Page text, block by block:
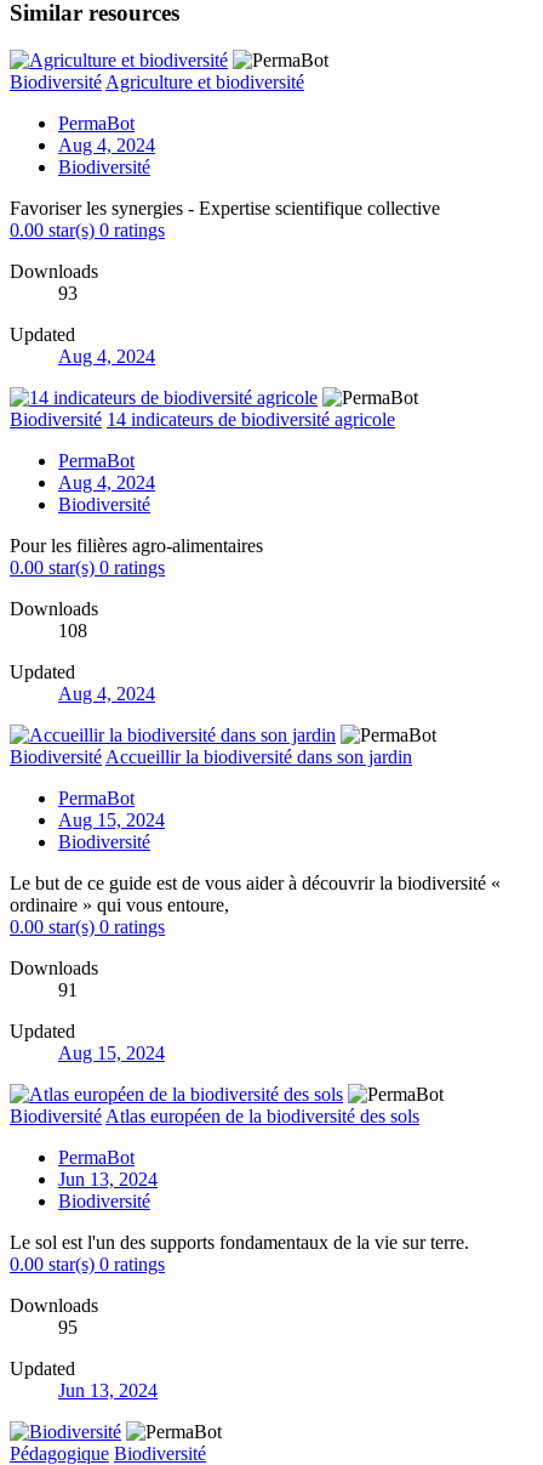
Similar resources
Biodiversité Agriculture et biodiversité
PermaBot
Aug 4, 2024
Biodiversité
Favoriser les synergies - Expertise scientifique collective
0.00 star(s) 0 ratings
Downloads
93
Updated
Aug 4, 2024
Biodiversité 14 indicateurs de biodiversité agricole
PermaBot
Aug 4, 2024
Biodiversité
Pour les filières agro-alimentaires
0.00 star(s) 0 ratings
Downloads
108
Updated
Aug 4, 2024
Biodiversité Accueillir la biodiversité dans son jardin
PermaBot
Aug 15, 2024
Biodiversité
Le but de ce guide est de vous aider à découvrir la biodiversité «
ordinaire » qui vous entoure,
0.00 star(s) 0 ratings
Downloads
91
Updated
Aug 15, 2024
Biodiversité Atlas européen de la biodiversité des sols
PermaBot
Jun 13, 2024
Biodiversité
Le sol est l'un des supports fondamentaux de la vie sur terre.
0.00 star(s) 0 ratings
Downloads
95
Updated
Jun 13, 2024
Pédagogique Biodiversité